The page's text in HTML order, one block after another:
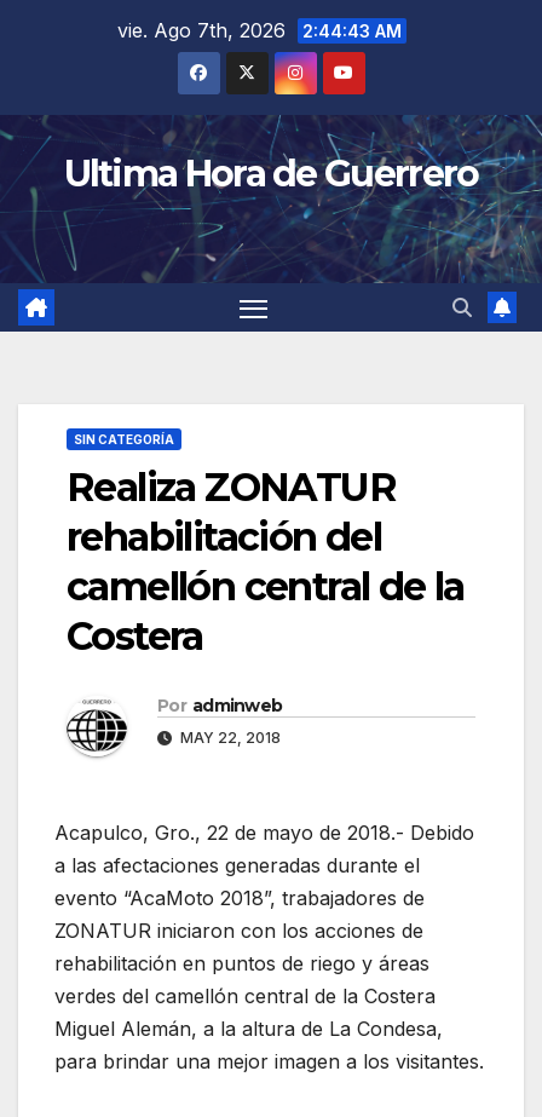
vie. Ago 7th, 2026 2:44:44 AM
Ultima Hora de Guerrero
SIN CATEGORÍA
Realiza ZONATUR
rehabilitación del
camellón central de la
Costera
Por adminweb
MAY 22, 2018
Acapulco, Gro., 22 de mayo de 2018.- Debido
a las afectaciones generadas durante el
evento “AcaMoto 2018”, trabajadores de
ZONATUR iniciaron con los acciones de
rehabilitación en puntos de riego y áreas
verdes del camellón central de la Costera
Miguel Alemán, a la altura de La Condesa,
para brindar una mejor imagen a los visitantes.